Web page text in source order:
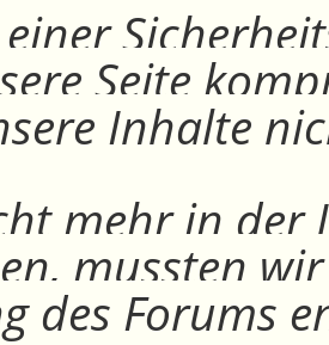
Seite
Inhalte
mehr in der
mussten
des Forums